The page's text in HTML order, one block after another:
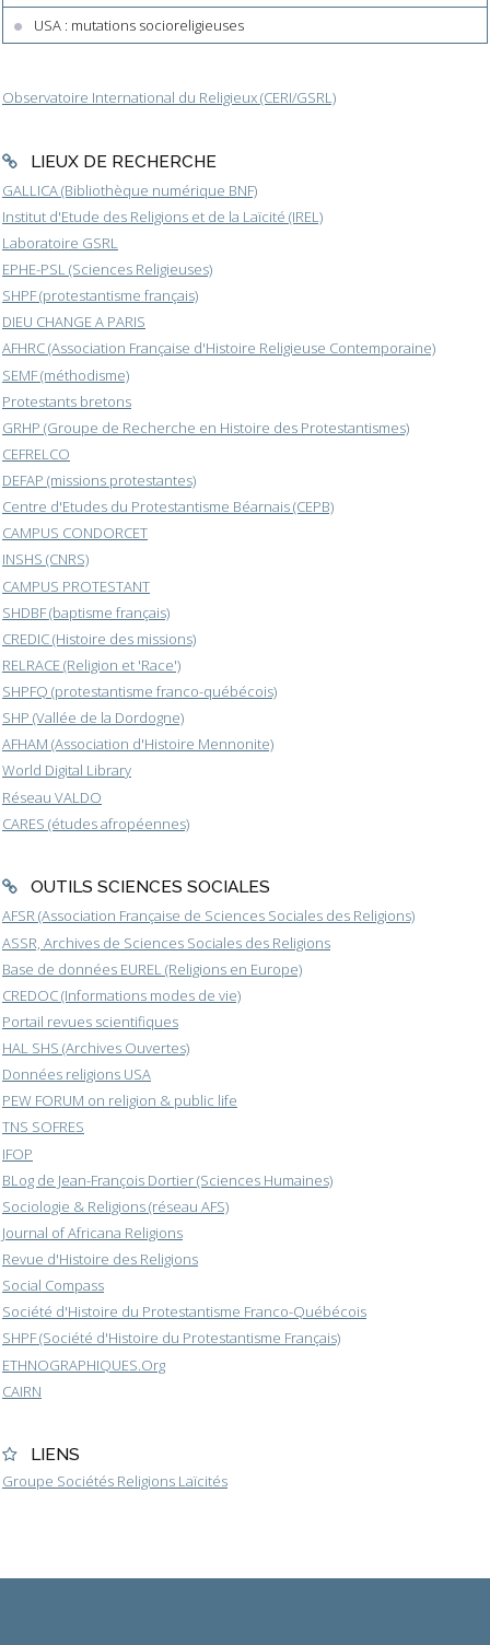
USA : mutations socioreligieuses
Observatoire International du Religieux (CERI/GSRL)
LIEUX DE RECHERCHE
GALLICA (Bibliothèque numérique BNF)
Institut d'Etude des Religions et de la Laïcité (IREL)
Laboratoire GSRL
EPHE-PSL (Sciences Religieuses)
SHPF (protestantisme français)
DIEU CHANGE A PARIS
AFHRC (Association Française d'Histoire Religieuse Contemporaine)
SEMF (méthodisme)
Protestants bretons
GRHP (Groupe de Recherche en Histoire des Protestantismes)
CEFRELCO
DEFAP (missions protestantes)
Centre d'Etudes du Protestantisme Béarnais (CEPB)
CAMPUS CONDORCET
INSHS (CNRS)
CAMPUS PROTESTANT
SHDBF (baptisme français)
CREDIC (Histoire des missions)
RELRACE (Religion et 'Race')
SHPFQ (protestantisme franco-québécois)
SHP (Vallée de la Dordogne)
AFHAM (Association d'Histoire Mennonite)
World Digital Library
Réseau VALDO
CARES (études afropéennes)
OUTILS SCIENCES SOCIALES
AFSR (Association Française de Sciences Sociales des Religions)
ASSR, Archives de Sciences Sociales des Religions
Base de données EUREL (Religions en Europe)
CREDOC (Informations modes de vie)
Portail revues scientifiques
HAL SHS (Archives Ouvertes)
Données religions USA
PEW FORUM on religion & public life
TNS SOFRES
IFOP
BLog de Jean-François Dortier (Sciences Humaines)
Sociologie & Religions (réseau AFS)
Journal of Africana Religions
Revue d'Histoire des Religions
Social Compass
Société d'Histoire du Protestantisme Franco-Québécois
SHPF (Société d'Histoire du Protestantisme Français)
ETHNOGRAPHIQUES.Org
CAIRN
LIENS
Groupe Sociétés Religions Laïcités